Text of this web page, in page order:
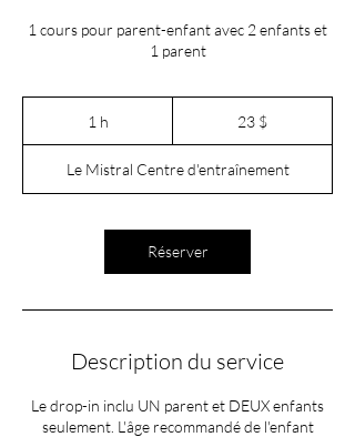
1 cours pour parent-enfant avec 2 enfants et
1 parent
1 h 23 $
Le Mistral Centre d'entraînement
Réserver
Description du service
Le drop-in inclu UN parent et DEUX enfants
seulement. L'âge recommandé de l'enfant